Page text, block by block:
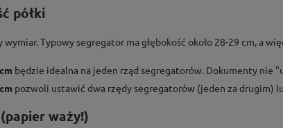
półki
wymiar. Typowy segregator ma głębokość około 28-29 cm, a
będzie idealna na jeden rząd segregatorów. Dokumenty nie
pozwoli ustawić dwa rzędy segregatorów (jeden za drugim)
waży!)